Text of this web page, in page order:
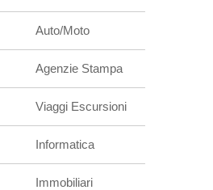
Auto/Moto
Agenzie Stampa
Viaggi Escursioni
Informatica
Immobiliari